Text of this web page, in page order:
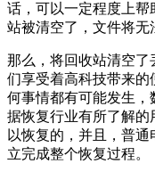
话，可以一定程度上
站被清空了，文件将无
那么，将回收站清空了
们享受着高科技带来
何事情都有可能发生
据恢复行业有所了解
以恢复的，并且，普
立完成整个恢复过程。